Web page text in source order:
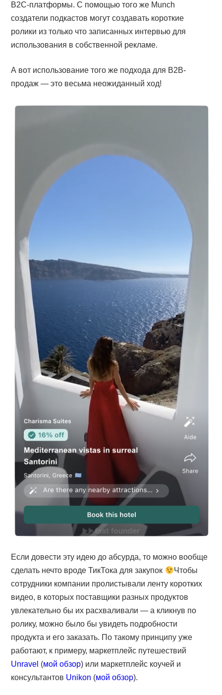
B2C-платформы. С помощью того же Munch
создатели подкастов могут создавать короткие
ролики из только что записанных интервью для
использования в собственной рекламе.
А вот использование того же подхода для B2B-
продаж — это весьма неожиданный ход!
Если довести эту идею до абсурда, то можно вообще
сделать нечто вроде ТикТока для закупок
Чтобы
сотрудники компании пролистывали ленту коротких
видео, в которых поставщики разных продуктов
увлекательно бы их расхваливали — а кликнув по
ролику, можно было бы увидеть подробности
продукта и его заказать. По такому принципу уже
работают, к примеру, маркетплейс путешествий
Unravel (мой обзор) или маркетплейс коучей и
консультантов Unikon (мой обзор).